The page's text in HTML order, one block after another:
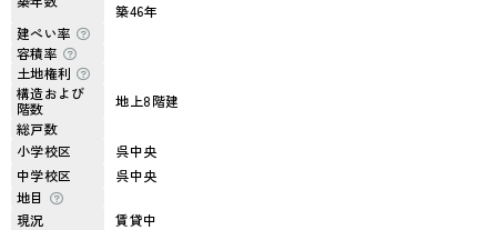
築46年
建ぺい率
容積率
土地権利
構造および
階数
地上8階建
総戸数
小学校区
呉中央
中学校区
呉中央
地目
現況
賃貸中